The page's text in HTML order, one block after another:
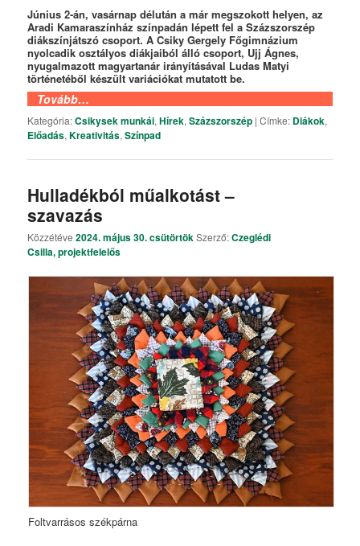
Június 2-án, vasárnap délután a már megszokott helyen, az
Aradi Kamaraszínház színpadán lépett fel a Százszorszép
diákszínjátszó csoport. A Csiky Gergely Főgimnázium
nyolcadik osztályos diákjaiból álló csoport, Ujj Ágnes,
nyugalmazott magyartanár irányításával Ludas Matyi
történetéből készült variációkat mutatott be.
Tovább…
Kategória:Csikysek munkái,Hírek,Százszorszép |Címke: Diákok,
Előadás,Kreativitás,Színpad
Hulladékból műalkotást –
szavazás
Közzétéve2024. május 30. csütörtökSzerző:Czeglédi
Csilla, projektfelelős
Foltvarrásos székpárna